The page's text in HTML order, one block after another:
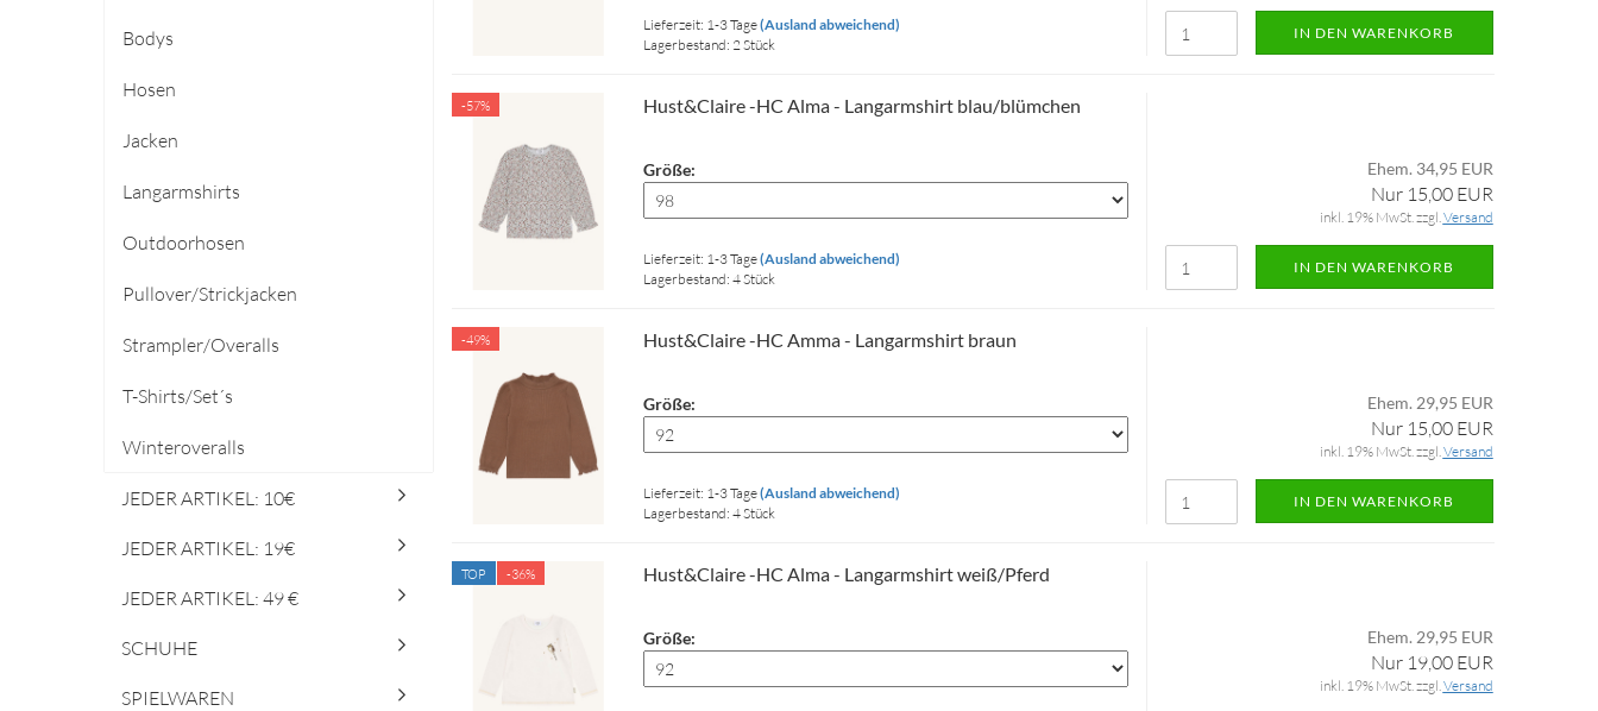
Lieferzeit: 1-3 Tage(Ausland abweichend)
Lagerbestand: 2 Stück
IN DEN WARENKORB
-57% Hust&Claire -HC Alma - Langarmshirt blau/blümchen
Größe:
Lieferzeit: 1-3 Tage(Ausland abweichend)
Lagerbestand: 4 Stück
Ehem. 34,95 EUR
Nur 15,00 EUR
inkl. 19% MwSt. zzgl.Versand
IN DEN WARENKORB
-49% Hust&Claire -HC Amma - Langarmshirt braun
Größe:
Lieferzeit: 1-3 Tage(Ausland abweichend)
Lagerbestand: 4 Stück
Ehem. 29,95 EUR
Nur 15,00 EUR
inkl. 19% MwSt. zzgl.Versand
IN DEN WARENKORB
TOP -36% Hust&Claire -HC Alma - Langarmshirt weiß/Pferd
Größe: Ehem. 29,95 EUR
Nur 19,00 EUR
inkl. 19% MwSt. zzgl.Versand
Bodys
Hosen
Jacken
Langarmshirts
Outdoorhosen
Pullover/Strickjacken
Strampler/Overalls
T-Shirts/Set´s
Winteroveralls
JEDER ARTIKEL: 10€
JEDER ARTIKEL: 19€
JEDER ARTIKEL: 49 €
SCHUHE
SPIELWAREN